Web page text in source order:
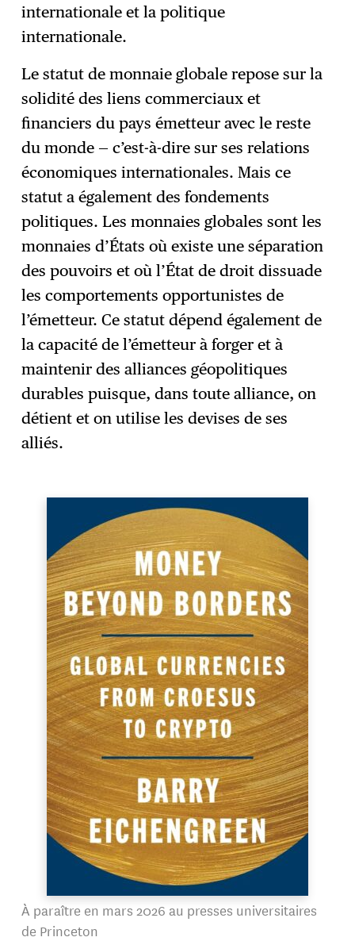
internationale et la politique
internationale.
Le statut de monnaie globale repose sur la
solidité des liens commerciaux et
financiers du pays émetteur avec le reste
du monde — c’est-à-dire sur ses relations
économiques internationales. Mais ce
statut a également des fondements
politiques. Les monnaies globales sont les
monnaies d’États où existe une séparation
des pouvoirs et où l’État de droit dissuade
les comportements opportunistes de
l’émetteur. Ce statut dépend également de
la capacité de l’émetteur à forger et à
maintenir des alliances géopolitiques
durables puisque, dans toute alliance, on
détient et on utilise les devises de ses
alliés.
À paraître en mars 2026 au presses universitaires
de Princeton